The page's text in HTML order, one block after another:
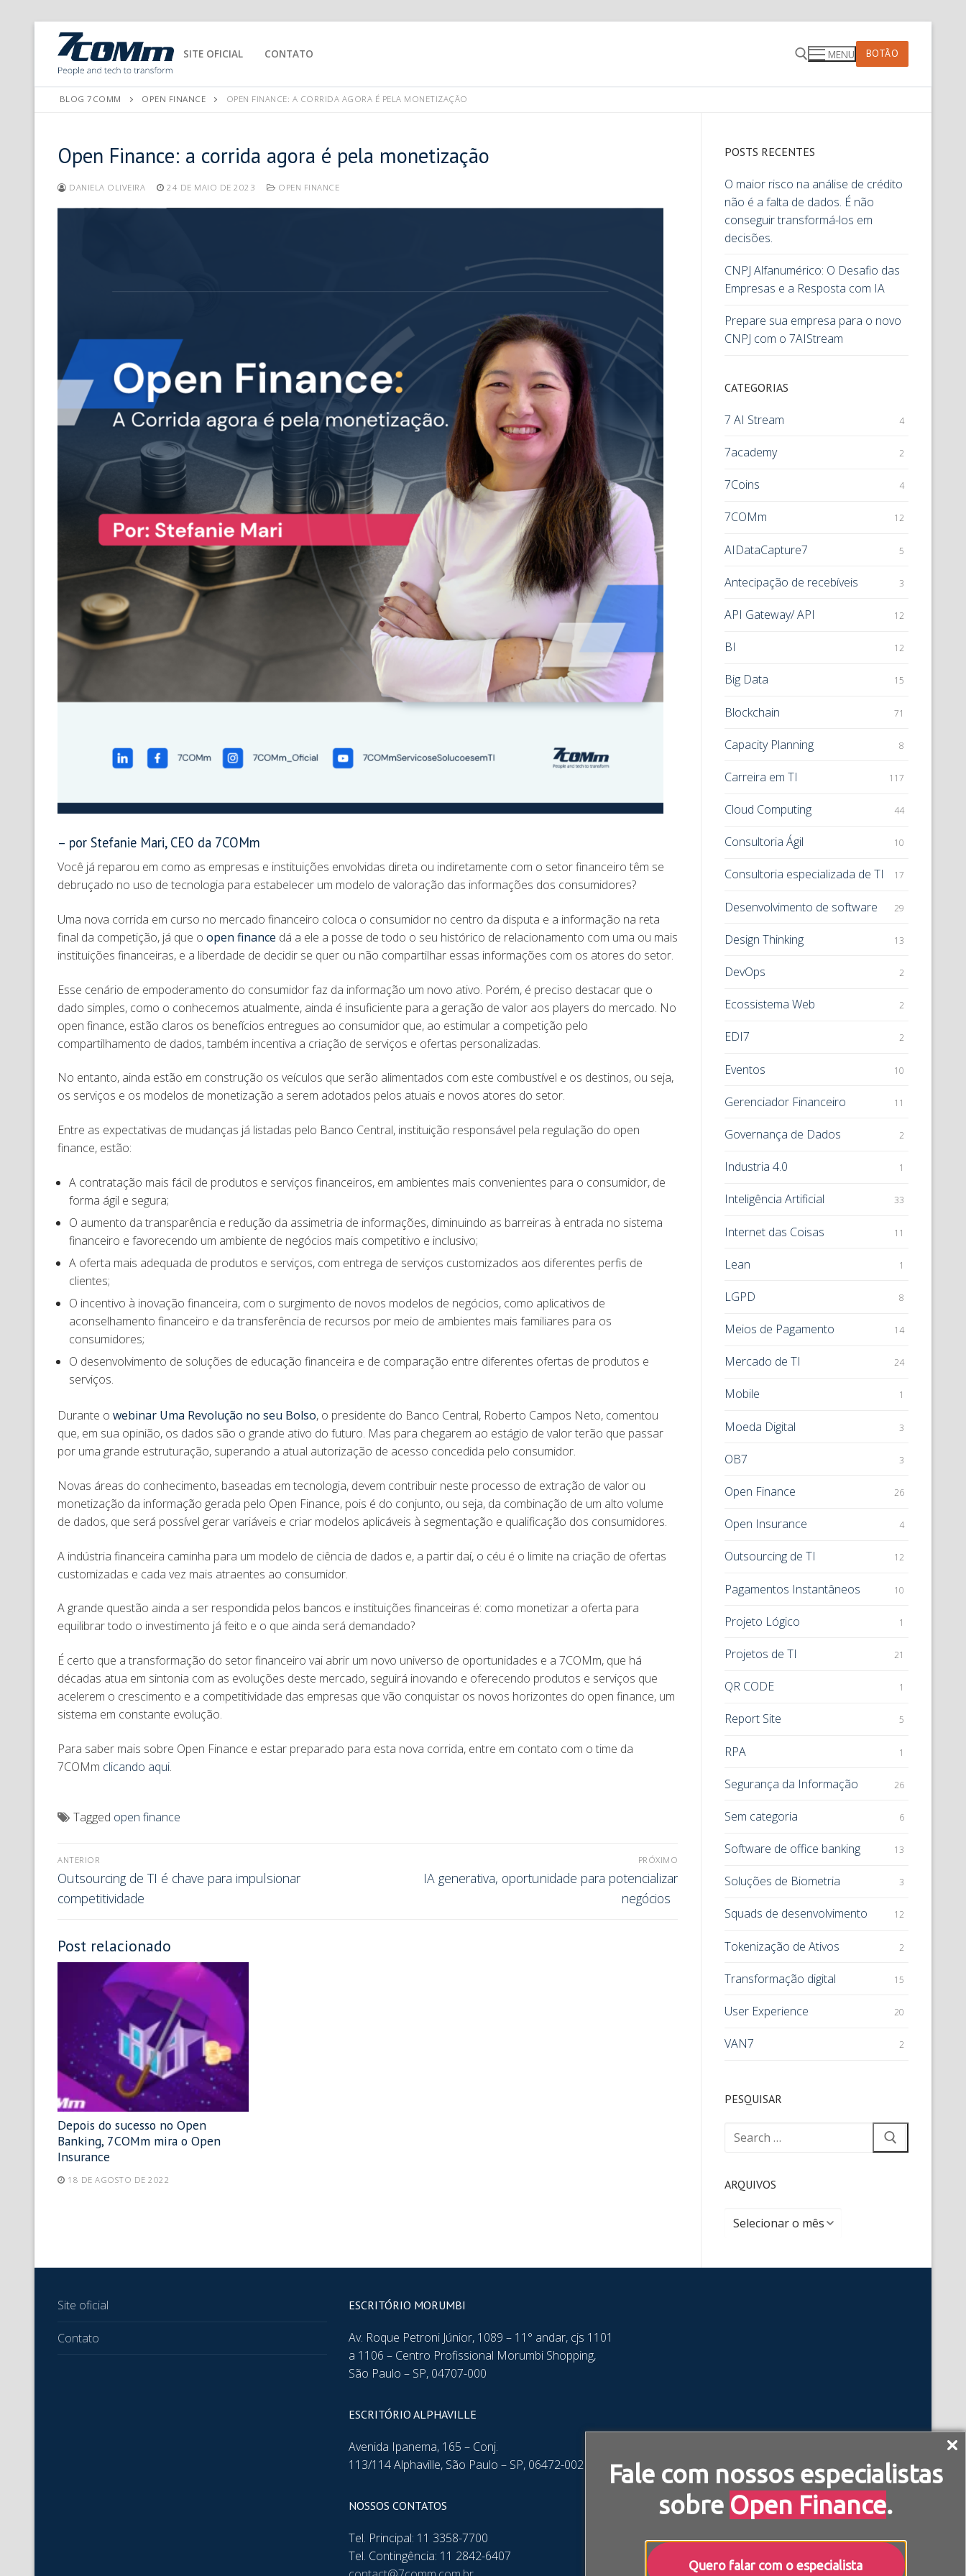
Fale com nossos especialistas
sobre Open Finance.
Quero falar com o especialista
SITE OFICIAL CONTATO MENU BOTÃO
BLOG 7COMM OPEN FINANCE OPEN FINANCE: A CORRIDA AGORA É PELA MONETIZAÇÃO
Open Finance: a corrida agora é pela monetização
DANIELA OLIVEIRA 24 DE MAIO DE 2023 OPEN FINANCE
– por Stefanie Mari, CEO da 7COMm
Você já reparou em como as empresas e instituições envolvidas direta ou indiretamente com o setor financeiro têm se
debruçado no uso de tecnologia para estabelecer um modelo de valoração das informações dos consumidores?
Uma nova corrida em curso no mercado financeiro coloca o consumidor no centro da disputa e a informação na reta
final da competição, já que o open finance dá a ele a posse de todo o seu histórico de relacionamento com uma ou mais
instituições financeiras, e a liberdade de decidir se quer ou não compartilhar essas informações com os atores do setor.
Esse cenário de empoderamento do consumidor faz da informação um novo ativo. Porém, é preciso destacar que o
dado simples, como o conhecemos atualmente, ainda é insuficiente para a geração de valor aos players do mercado. No
open finance, estão claros os benefícios entregues ao consumidor que, ao estimular a competição pelo
compartilhamento de dados, também incentiva a criação de serviços e ofertas personalizadas.
No entanto, ainda estão em construção os veículos que serão alimentados com este combustível e os destinos, ou seja,
os serviços e os modelos de monetização a serem adotados pelos atuais e novos atores do setor.
Entre as expectativas de mudanças já listadas pelo Banco Central, instituição responsável pela regulação do open
finance, estão:
A contratação mais fácil de produtos e serviços financeiros, em ambientes mais convenientes para o consumidor, de
forma ágil e segura;
O aumento da transparência e redução da assimetria de informações, diminuindo as barreiras à entrada no sistema
financeiro e favorecendo um ambiente de negócios mais competitivo e inclusivo;
A oferta mais adequada de produtos e serviços, com entrega de serviços customizados aos diferentes perfis de
clientes;
O incentivo à inovação financeira, com o surgimento de novos modelos de negócios, como aplicativos de
aconselhamento financeiro e da transferência de recursos por meio de ambientes mais familiares para os
consumidores;
O desenvolvimento de soluções de educação financeira e de comparação entre diferentes ofertas de produtos e
serviços.
Durante o webinar Uma Revolução no seu Bolso, o presidente do Banco Central, Roberto Campos Neto, comentou
que, em sua opinião, os dados são o grande ativo do futuro. Mas para chegarem ao estágio de valor terão que passar
por uma grande estruturação, superando a atual autorização de acesso concedida pelo consumidor.
Novas áreas do conhecimento, baseadas em tecnologia, devem contribuir neste processo de extração de valor ou
monetização da informação gerada pelo Open Finance, pois é do conjunto, ou seja, da combinação de um alto volume
de dados, que será possível gerar variáveis e criar modelos aplicáveis à segmentação e qualificação dos consumidores.
A indústria financeira caminha para um modelo de ciência de dados e, a partir daí, o céu é o limite na criação de ofertas
customizadas e cada vez mais atraentes ao consumidor.
A grande questão ainda a ser respondida pelos bancos e instituições financeiras é: como monetizar a oferta para
equilibrar todo o investimento já feito e o que ainda será demandado?
É certo que a transformação do setor financeiro vai abrir um novo universo de oportunidades e a 7COMm, que há
décadas atua em sintonia com as evoluções deste mercado, seguirá inovando e oferecendo produtos e serviços que
acelerem o crescimento e a competitividade das empresas que vão conquistar os novos horizontes do open finance, um
sistema em constante evolução.
Para saber mais sobre Open Finance e estar preparado para esta nova corrida, entre em contato com o time da
7COMm clicando aqui.
Tagged open finance
ANTERIOR
Outsourcing de TI é chave para impulsionar
competitividade
PRÓXIMO
IA generativa, oportunidade para potencializar
negócios
Post relacionado
Depois do sucesso no Open
Banking, 7COMm mira o Open
Insurance
18 DE AGOSTO DE 2022
POSTS RECENTES
O maior risco na análise de crédito
não é a falta de dados. É não
conseguir transformá-los em
decisões.
CNPJ Alfanumérico: O Desafio das
Empresas e a Resposta com IA
Prepare sua empresa para o novo
CNPJ com o 7AIStream
CATEGORIAS
7 AI Stream 4
7academy 2
7Coins 4
7COMm 12
AIDataCapture7 5
Antecipação de recebíveis 3
API Gateway/ API 12
BI 12
Big Data 15
Blockchain 71
Capacity Planning 8
Carreira em TI 117
Cloud Computing 44
Consultoria Ágil 10
Consultoria especializada de TI 17
Desenvolvimento de software 29
Design Thinking 13
DevOps 2
Ecossistema Web 2
EDI7 2
Eventos 10
Gerenciador Financeiro 11
Governança de Dados 2
Industria 4.0 1
Inteligência Artificial 33
Internet das Coisas 11
Lean 1
LGPD 8
Meios de Pagamento 14
Mercado de TI 24
Mobile 1
Moeda Digital 3
OB7 3
Open Finance 26
Open Insurance 4
Outsourcing de TI 12
Pagamentos Instantâneos 10
Projeto Lógico 1
Projetos de TI 21
QR CODE 1
Report Site 5
RPA 1
Segurança da Informação 26
Sem categoria 6
Software de office banking 13
Soluções de Biometria 3
Squads de desenvolvimento 12
Tokenização de Ativos 2
Transformação digital 15
User Experience 20
VAN7 2
PESQUISAR
ARQUIVOS
Site oficial
Contato
ESCRITÓRIO MORUMBI
Av. Roque Petroni Júnior, 1089 – 11° andar, cjs 1101
a 1106 – Centro Profissional Morumbi Shopping,
São Paulo – SP, 04707-000
ESCRITÓRIO ALPHAVILLE
Avenida Ipanema, 165 – Conj.
113/114 Alphaville, São Paulo – SP, 06472-002
NOSSOS CONTATOS
Tel. Principal: 11 3358-7700
Tel. Contingência: 11 2842-6407